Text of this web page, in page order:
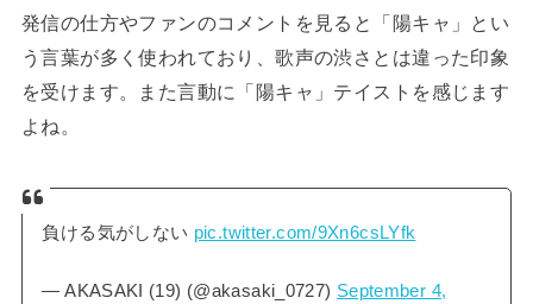
発信の仕方やファンのコメントを見ると「陽キャ」とい
う言葉が多く使われており、歌声の渋さとは違った印象
を受けます。また言動に「陽キャ」テイストを感じます
よね。
負ける気がしない pic.twitter.com/9Xn6csLYfk
— AKASAKI (19) (@akasaki_0727) September 4,